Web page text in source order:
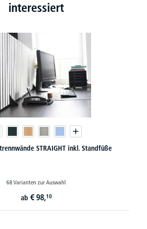
interessiert
STRAIGHT inkl. Standfüße
68 Varianten zur Auswahl
ab € 98,10